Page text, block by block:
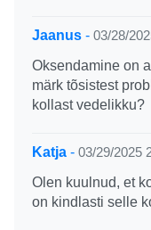
Jaanus - 03/28/
Oksendamine on
märk tõsistest
kollast vedelikku?
Katja - 03/29/2025
Olen kuulnud, et
on kindlasti selle